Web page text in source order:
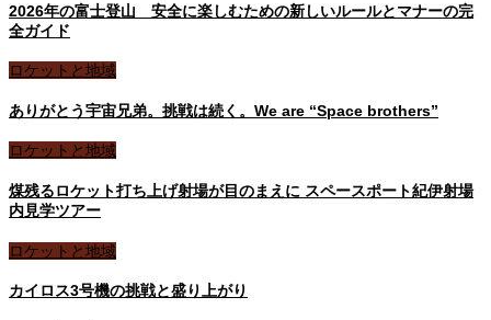
2026年の富士登山 安全に楽しむための新しいルールとマナーの完
全ガイド
ロケットと地域
ありがとう宇宙兄弟。挑戦は続く。We are “Space brothers”
ロケットと地域
煤残るロケット打ち上げ射場が目のまえに スペースポート紀伊射場
内見学ツアー
ロケットと地域
カイロス3号機の挑戦と盛り上がり